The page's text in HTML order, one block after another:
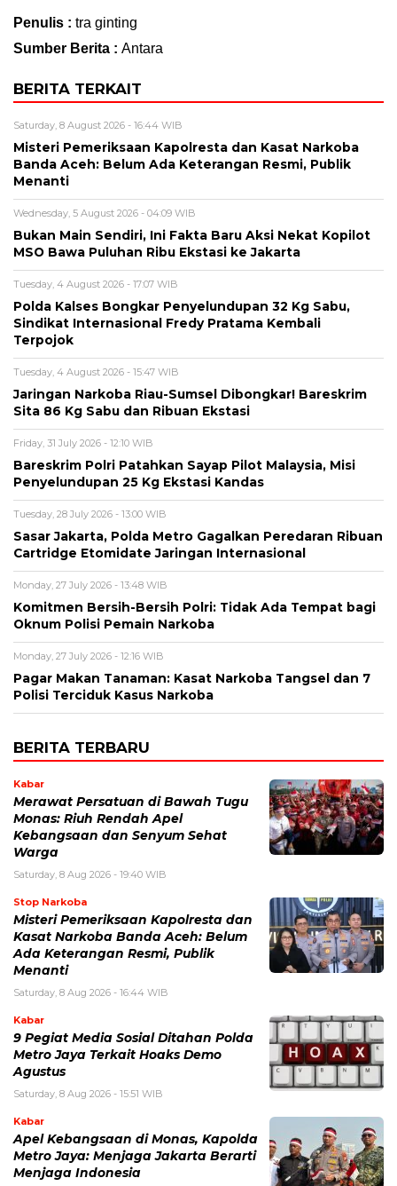
Penulis : tra ginting
Sumber Berita : Antara
BERITA TERKAIT
Saturday, 8 August 2026 - 16:44 WIB
Misteri Pemeriksaan Kapolresta dan Kasat Narkoba
Banda Aceh: Belum Ada Keterangan Resmi, Publik
Menanti
Wednesday, 5 August 2026 - 04:09 WIB
Bukan Main Sendiri, Ini Fakta Baru Aksi Nekat Kopilot
MSO Bawa Puluhan Ribu Ekstasi ke Jakarta
Tuesday, 4 August 2026 - 17:07 WIB
Polda Kalses Bongkar Penyelundupan 32 Kg Sabu,
Sindikat Internasional Fredy Pratama Kembali
Terpojok
Tuesday, 4 August 2026 - 15:47 WIB
Jaringan Narkoba Riau-Sumsel Dibongkar! Bareskrim
Sita 86 Kg Sabu dan Ribuan Ekstasi
Friday, 31 July 2026 - 12:10 WIB
Bareskrim Polri Patahkan Sayap Pilot Malaysia, Misi
Penyelundupan 25 Kg Ekstasi Kandas
Tuesday, 28 July 2026 - 13:00 WIB
Sasar Jakarta, Polda Metro Gagalkan Peredaran Ribuan
Cartridge Etomidate Jaringan Internasional
Monday, 27 July 2026 - 13:48 WIB
Komitmen Bersih-Bersih Polri: Tidak Ada Tempat bagi
Oknum Polisi Pemain Narkoba
Monday, 27 July 2026 - 12:16 WIB
Pagar Makan Tanaman: Kasat Narkoba Tangsel dan 7
Polisi Terciduk Kasus Narkoba
BERITA TERBARU
Kabar
Merawat Persatuan di Bawah Tugu
Monas: Riuh Rendah Apel
Kebangsaan dan Senyum Sehat
Warga
Saturday, 8 Aug 2026 - 19:40 WIB
Stop Narkoba
Misteri Pemeriksaan Kapolresta dan
Kasat Narkoba Banda Aceh: Belum
Ada Keterangan Resmi, Publik
Menanti
Saturday, 8 Aug 2026 - 16:44 WIB
Kabar
9 Pegiat Media Sosial Ditahan Polda
Metro Jaya Terkait Hoaks Demo
Agustus
Saturday, 8 Aug 2026 - 15:51 WIB
Kabar
Apel Kebangsaan di Monas, Kapolda
Metro Jaya: Menjaga Jakarta Berarti
Menjaga Indonesia